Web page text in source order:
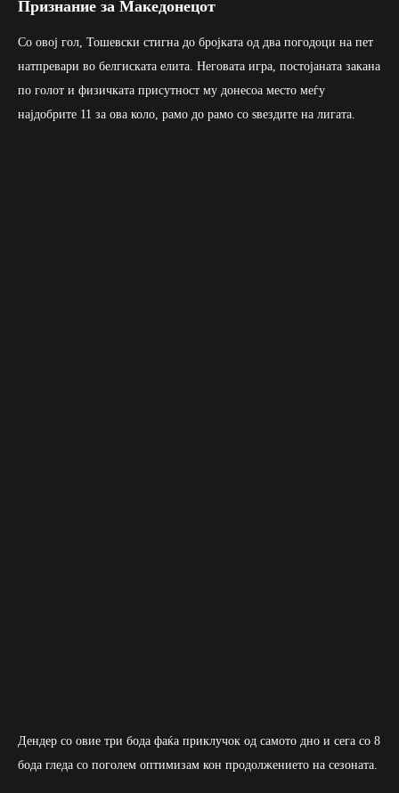
Признание за Македонецот
Со овој гол, Тошевски стигна до бројката од два погодоци на пет
натпревари во белгиската елита. Неговата игра, постојаната закана
по голот и физичката присутност му донесоа место меѓу
најдобрите 11 за ова коло, рамо до рамо со ѕвездите на лигата.
Дендер со овие три бода фаќа приклучок од самото дно и сега со 8
бода гледа со поголем оптимизам кон продолжението на сезоната.